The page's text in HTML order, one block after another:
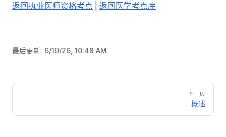
返回执业医师资格考点 返回医学考点库
最后更新: 6/19/26, 10:48 AM
Pager
下一页
概述